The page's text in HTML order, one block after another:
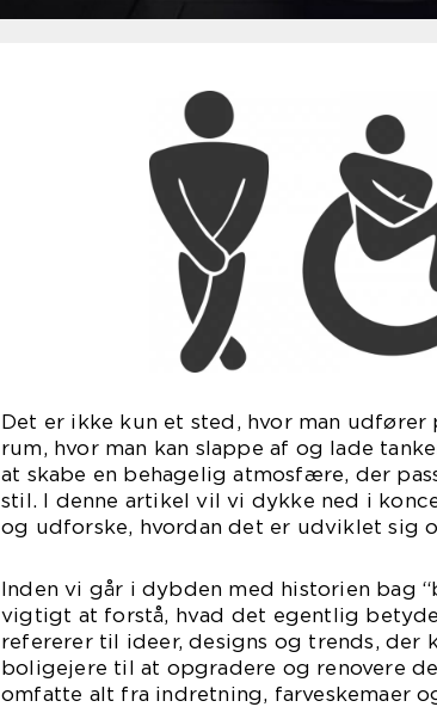
Det er ikke kun et sted, hvor man udfører
rum, hvor man kan slappe af og lade
at skabe en behagelig atmosfære, der
stil. I denne artikel vil vi dykke ned i
og udforske, hvordan det er udviklet sig
Inden vi går i dybden med historien bag
vigtigt at forstå, hvad det egentlig
refererer til ideer, designs og trends, der
boligejere til at opgradere og renovere
omfatte alt fra indretning, farveskemaer